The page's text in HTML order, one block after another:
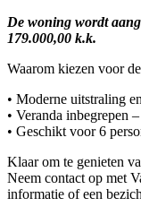
De woning wordt
179.000,00 k.k.
Waarom kiezen voor
• Moderne uitstraling
• Veranda inbegrepen
• Geschikt voor 6
Klaar om te genieten
Neem contact op met
informatie of een